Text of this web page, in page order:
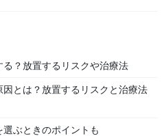
？放置するリスクや治療法
とは？放置するリスクと治療法
ぶときのポイントも